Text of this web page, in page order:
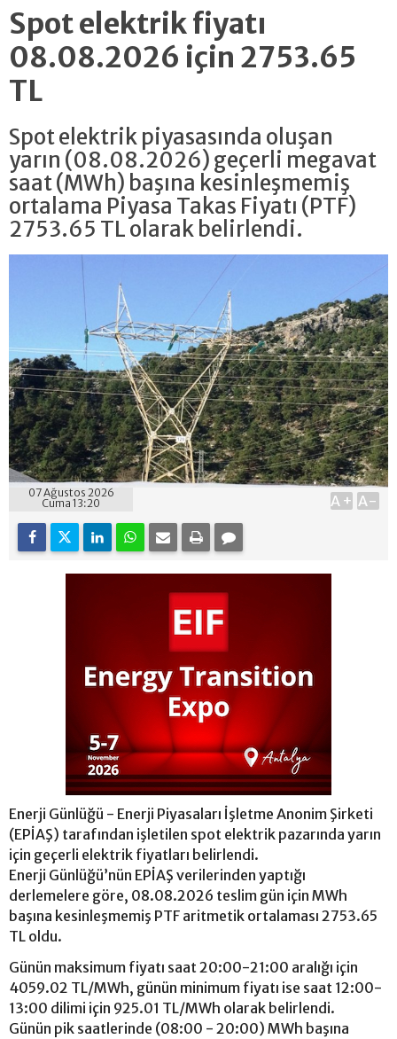
Spot elektrik fiyatı
08.08.2026 için 2753.65
TL
Spot elektrik piyasasında oluşan
yarın (08.08.2026) geçerli megavat
saat (MWh) başına kesinleşmemiş
ortalama Piyasa Takas Fiyatı (PTF)
2753.65 TL olarak belirlendi.
07 Ağustos 2026
Cuma 13:20
A+ A-
Enerji Günlüğü - Enerji Piyasaları İşletme Anonim Şirketi
(EPİAŞ) tarafından işletilen spot elektrik pazarında yarın
için geçerli elektrik fiyatları belirlendi.
Enerji Günlüğü’nün EPİAŞ verilerinden yaptığı
derlemelere göre, 08.08.2026 teslim gün için MWh
başına kesinleşmemiş PTF aritmetik ortalaması 2753.65
TL oldu.
Günün maksimum fiyatı saat 20:00-21:00 aralığı için
4059.02 TL/MWh, günün minimum fiyatı ise saat 12:00-
13:00 dilimi için 925.01 TL/MWh olarak belirlendi.
Günün pik saatlerinde (08:00 - 20:00) MWh başına